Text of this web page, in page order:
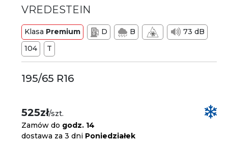
VREDESTEIN
Klasa Premium D B
73 dB
104
T
195/65 R16
525zł/szt.
Zamów do godz. 14
dostawa za 3 dni Poniedziałek